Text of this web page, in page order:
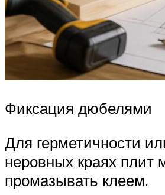
Фиксация дюбелями
Для герметичности
неровных краях плит
промазывать клеем.